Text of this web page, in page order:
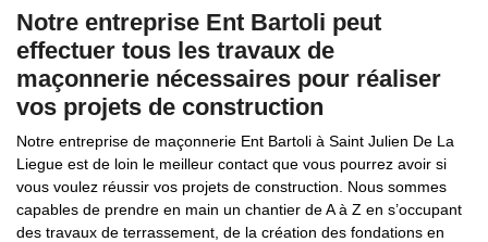
Notre entreprise Ent Bartoli peut
effectuer tous les travaux de
maçonnerie nécessaires pour réaliser
vos projets de construction
Notre entreprise de maçonnerie Ent Bartoli à Saint Julien De La
Liegue est de loin le meilleur contact que vous pourrez avoir si
vous voulez réussir vos projets de construction. Nous sommes
capables de prendre en main un chantier de A à Z en s’occupant
des travaux de terrassement, de la création des fondations en